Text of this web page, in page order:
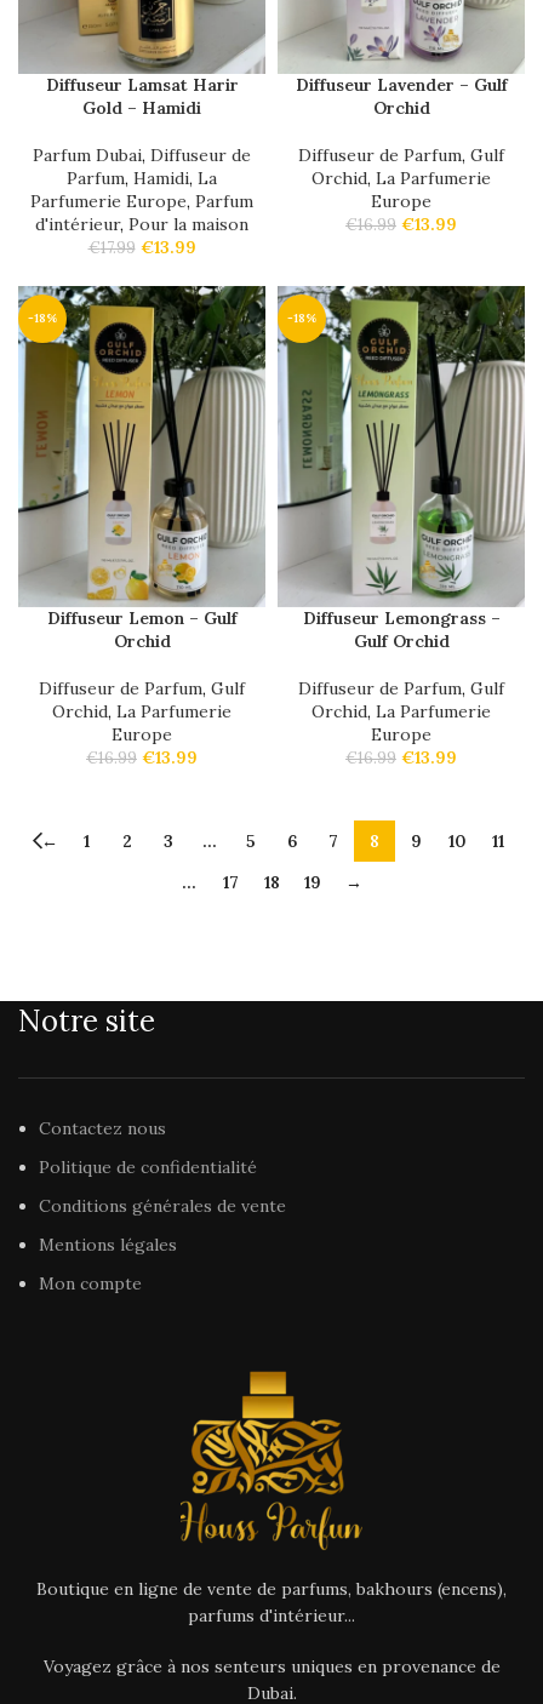
Diffuseur Lamsat Harir
Gold – Hamidi
Parfum Dubai, Diffuseur de
Parfum, Hamidi, La
Parfumerie Europe, Parfum
d'intérieur, Pour la maison
€17.99 €13.99
Diffuseur Lavender – Gulf
Orchid
Diffuseur de Parfum, Gulf
Orchid, La Parfumerie
Europe
€16.99 €13.99
-18%
Diffuseur Lemon – Gulf
Orchid
Diffuseur de Parfum, Gulf
Orchid, La Parfumerie
Europe
€16.99 €13.99
-18%
Diffuseur Lemongrass –
Gulf Orchid
Diffuseur de Parfum, Gulf
Orchid, La Parfumerie
Europe
€16.99 €13.99
← 1 2 3 … 5 6 7 8 9 10
11
…
17 18 19 →
Notre site
Contactez nous
Politique de confidentialité
Conditions générales de vente
Mentions légales
Mon compte
Boutique en ligne de vente de parfums, bakhours (encens),
parfums d'intérieur...
Voyagez grâce à nos senteurs uniques en provenance de
Dubai.